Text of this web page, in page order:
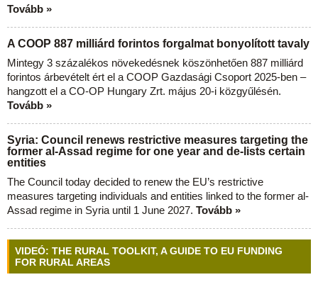
Tovább »
A COOP 887 milliárd forintos forgalmat bonyolított tavaly
Mintegy 3 százalékos növekedésnek köszönhetően 887 milliárd
forintos árbevételt ért el a COOP Gazdasági Csoport 2025-ben –
hangzott el a CO-OP Hungary Zrt. május 20-i közgyűlésén.
Tovább »
Syria: Council renews restrictive measures targeting the
former al-Assad regime for one year and de-lists certain
entities
The Council today decided to renew the EU’s restrictive
measures targeting individuals and entities linked to the former al-
Assad regime in Syria until 1 June 2027. Tovább »
VIDEÓ: THE RURAL TOOLKIT, A GUIDE TO EU FUNDING
FOR RURAL AREAS